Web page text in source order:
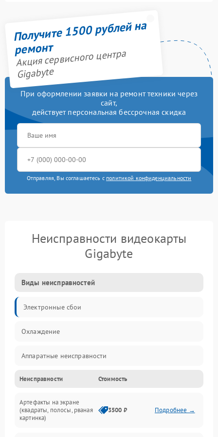
Получите 1500 рублей на
ремонт
Акция сервисного центра
Gigabyte
При оформлении заявки на ремонт техники через
сайт,
действует персональная бессрочная скидка
Отправляя, Вы соглашаетесь с политикой конфиденциальности
Неисправности видеокарты
Gigabyte
Виды неисправностей
Электронные сбои
Охлаждение
Аппаратные неисправности
Перегрев и термопроблемы
Видео
Неисправности Стоимость
Артефакты на экране
(квадраты, полосы, рваная
картинка)
3500 ₽ Подробнее →